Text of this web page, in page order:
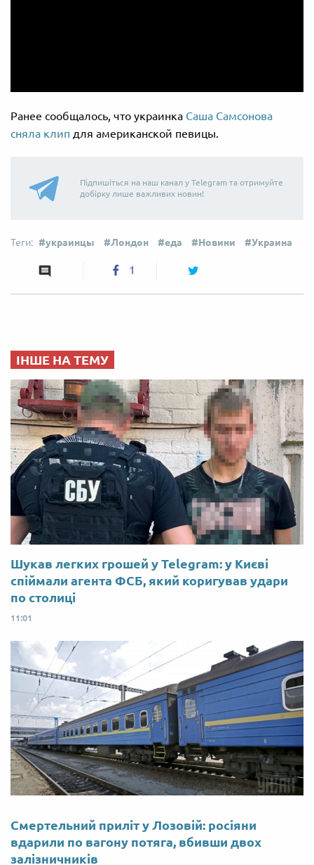
Ранее сообщалось, что украинка Саша Самсонова
сняла клип для американской певицы.
Підпишіться на наш канал у Telegram та отримуйте
добірку лише важливих новин!
украинцы Лондон еда Новини Украина
1
ІНШЕ НА ТЕМУ
Шукав легких грошей у Telegram: у Києві
спіймали агента ФСБ, який коригував удари
по столиці
11:01
Смертельний приліт у Лозовій: росіяни
вдарили по вагону потяга, вбивши двох
залізничників